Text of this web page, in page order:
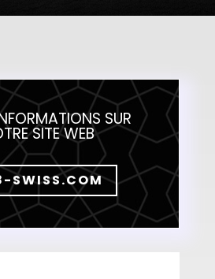
SUR
SITE WEB
SWISS.COM